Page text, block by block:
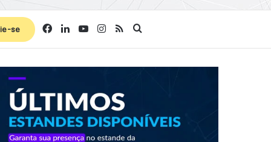
se Facebook
LinkedinYouTubeInstagram
RSS